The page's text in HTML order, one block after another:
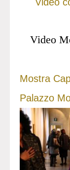
Video
Mostra
Palazzo